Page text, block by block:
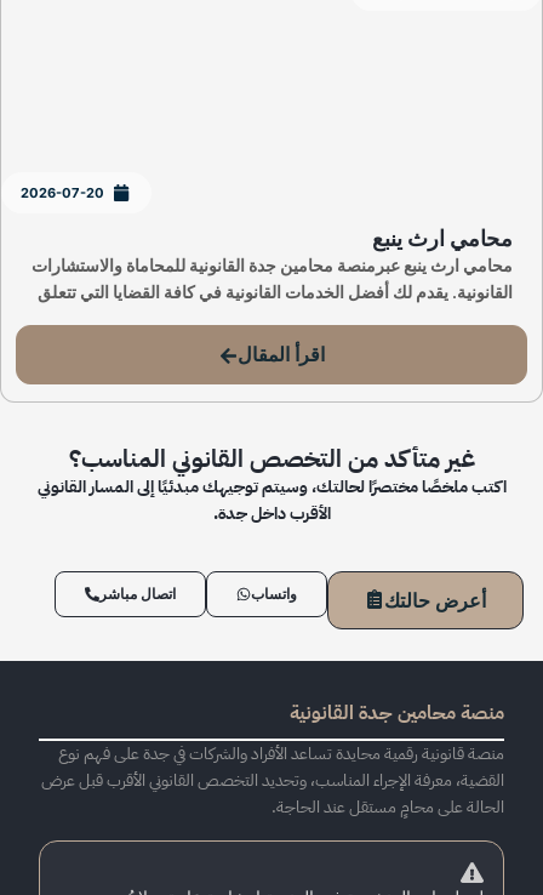
2026-07-20
محامي ارث ينبع
محامي ارث ينبع عبرمنصة محامين جدة القانونية للمحاماة والاستشارات
القانونية. يقدم لك أفضل الخدمات القانونية في كافة القضايا التي تتعلق
اقرأ المقال
غير متأكد من التخصص القانوني المناسب؟
اكتب ملخصًا مختصرًا لحالتك، وسيتم توجيهك مبدئيًا إلى المسار القانوني
الأقرب داخل جدة.
أعرض حالتك واتساب اتصال مباشر
منصة محامين جدة القانونية
منصة قانونية رقمية محايدة تساعد الأفراد والشركات في جدة على فهم نوع
القضية، معرفة الإجراء المناسب، وتحديد التخصص القانوني الأقرب قبل عرض
الحالة على محامٍ مستقل عند الحاجة.